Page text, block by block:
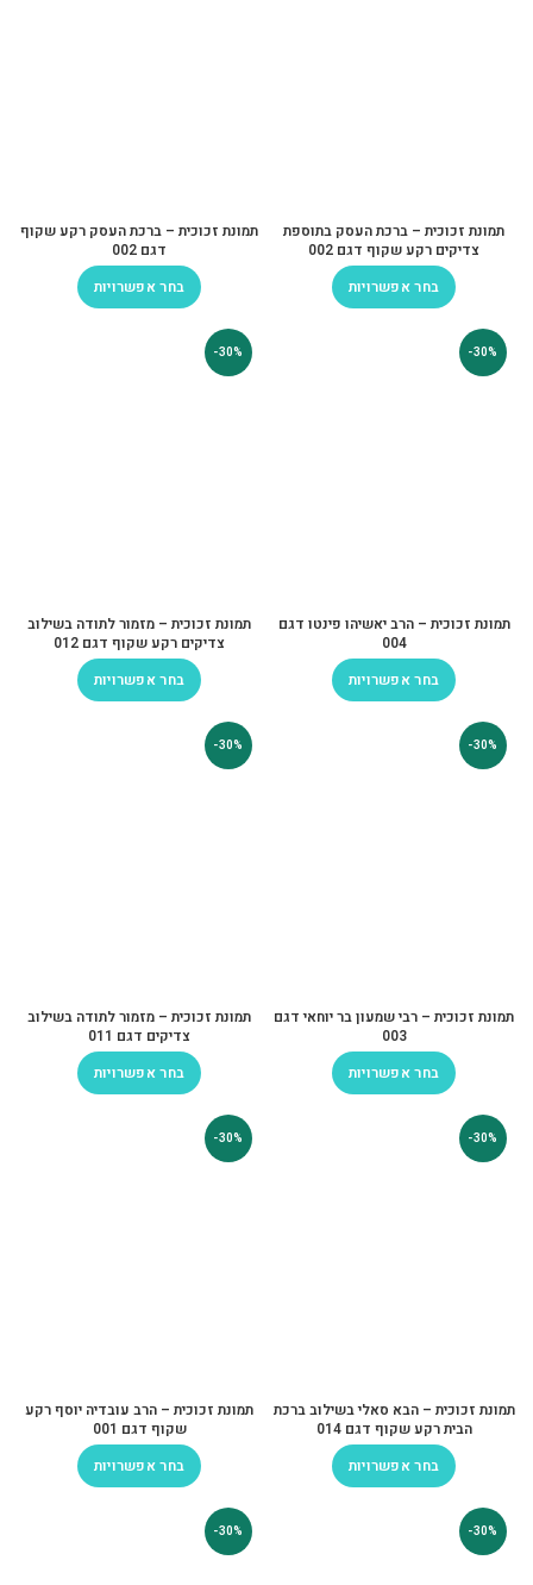
תמונת זכוכית – ברכת העסק בתוספת
צדיקים רקע שקוף דגם 002
בחר אפשרויות
תמונת זכוכית – ברכת העסק רקע שקוף
דגם 002
בחר אפשרויות
-30%
תמונת זכוכית – הרב יאשיהו פינטו דגם
004
בחר אפשרויות
-30%
תמונת זכוכית – מזמור לתודה בשילוב
צדיקים רקע שקוף דגם 012
בחר אפשרויות
-30%
תמונת זכוכית – רבי שמעון בר יוחאי דגם
003
בחר אפשרויות
-30%
תמונת זכוכית – מזמור לתודה בשילוב
צדיקים דגם 011
בחר אפשרויות
-30%
תמונת זכוכית – הבא סאלי בשילוב ברכת
הבית רקע שקוף דגם 014
בחר אפשרויות
-30%
תמונת זכוכית – הרב עובדיה יוסף רקע
שקוף דגם 001
בחר אפשרויות
-30%
-30%